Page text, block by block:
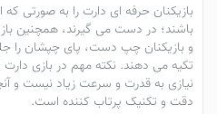
بازیکنان حرفه ای دارت را به صورتی
باشند؛ در دست می گیرند، همچنین
و بازیکنان چپ دست، پای چپشان را
تکیه می دهند. نکته مهم در بازی
نیازی به قدرت و سرعت زیاد نیست و
دقت و تکنیک پرتاب کننده است.